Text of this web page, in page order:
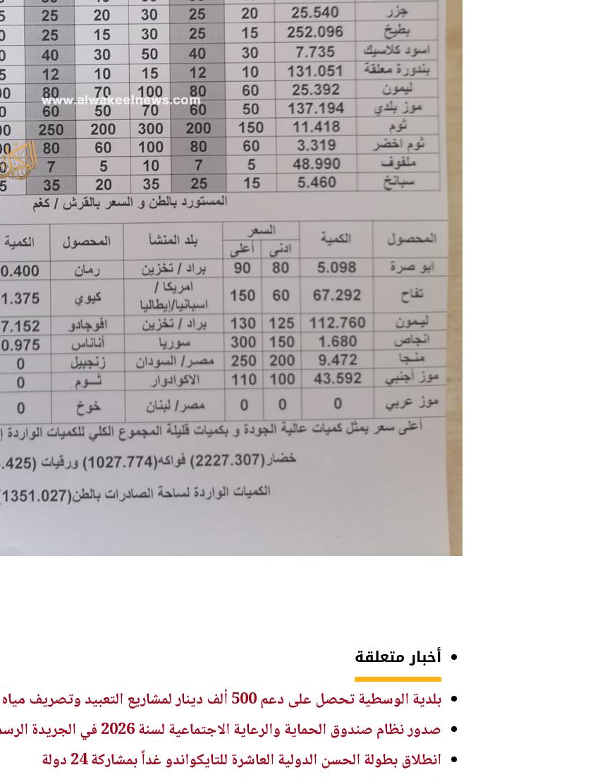
أخبار متعلقة
بلدية الوسطية تحصل على دعم 500 ألف دينار لمشاريع التعبيد وتصريف مياه الأمطار
صدور نظام صندوق الحماية والرعاية الاجتماعية لسنة 2026 في الجريدة الرسمية
انطلاق بطولة الحسن الدولية العاشرة للتايكواندو غداً بمشاركة 24 دولة